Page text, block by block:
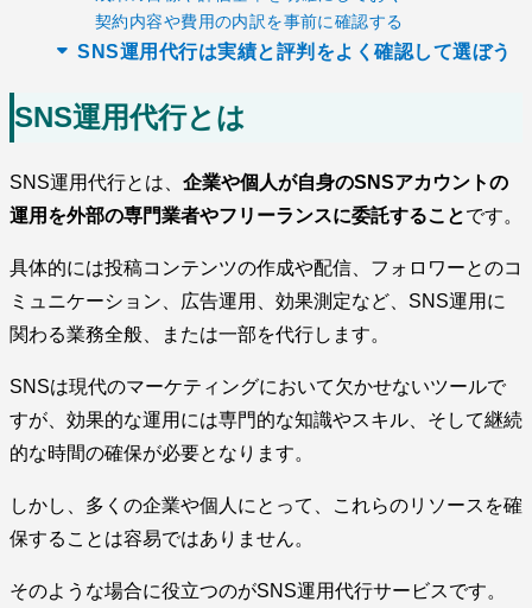
契約内容や費用の内訳を事前に確認する
SNS運用代行は実績と評判をよく確認して選ぼう
SNS運用代行とは
SNS運用代行とは、 企業や個人が自身のSNSアカウントの
運用を外部の専門業者やフリーランスに委託することです。
具体的には投稿コンテンツの作成や配信、フォロワーとのコ
ミュニケーション、広告運用、効果測定など、SNS運用に
関わる業務全般、または一部を代行します。
SNSは現代のマーケティングにおいて欠かせないツールで
すが、効果的な運用には専門的な知識やスキル、そして継続
的な時間の確保が必要となります。
しかし、多くの企業や個人にとって、これらのリソースを確
保することは容易ではありません。
そのような場合に役立つのがSNS運用代行サービスです。